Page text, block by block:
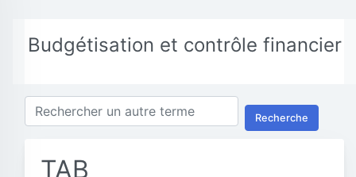
Budgétisation et contrôle financier
Recherche
TAB